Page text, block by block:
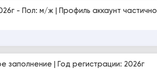
- Пол: м/ж | Профиль аккаунт частично
заполнение | Год регистрации: 2026г